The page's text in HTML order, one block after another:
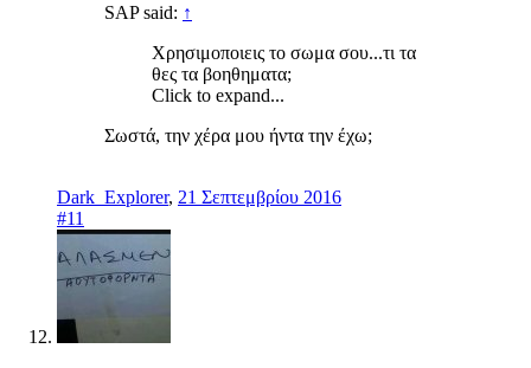
SAP said: ↑
Χρησιμοποιεις το σωμα σου...τι τα
θες τα βοηθηματα;
Click to expand...
Σωστά, την χέρα μου ήντα την έχω;
Dark_Explorer, 21 Σεπτεμβρίου 2016
#11